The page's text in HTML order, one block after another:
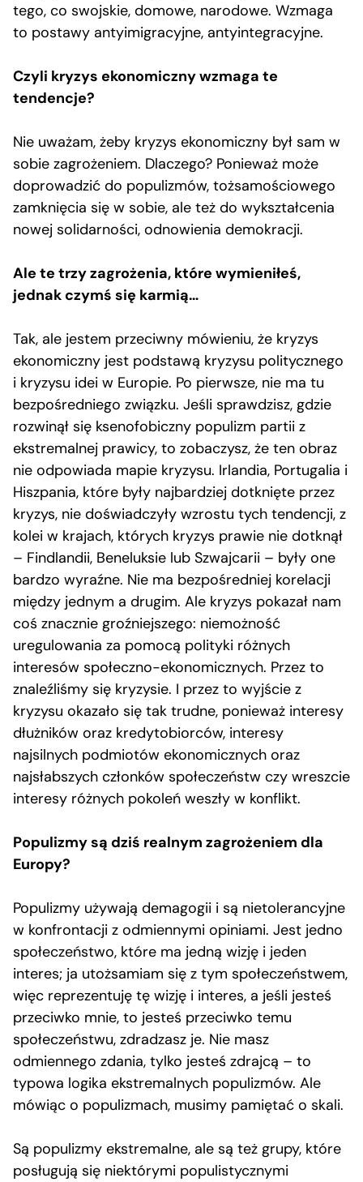
tego, co swojskie, domowe, narodowe. Wzmaga
to postawy antyimigracyjne, antyintegracyjne.
Czyli kryzys ekonomiczny wzmaga te
tendencje?
Nie uważam, żeby kryzys ekonomiczny był sam w
sobie zagrożeniem. Dlaczego? Ponieważ może
doprowadzić do populizmów, tożsamościowego
zamknięcia się w sobie, ale też do wykształcenia
nowej solidarności, odnowienia demokracji.
Ale te trzy zagrożenia, które wymieniłeś,
jednak czymś się karmią…
Tak, ale jestem przeciwny mówieniu, że kryzys
ekonomiczny jest podstawą kryzysu politycznego
i kryzysu idei w Europie. Po pierwsze, nie ma tu
bezpośredniego związku. Jeśli sprawdzisz, gdzie
rozwinął się ksenofobiczny populizm partii z
ekstremalnej prawicy, to zobaczysz, że ten obraz
nie odpowiada mapie kryzysu. Irlandia, Portugalia i
Hiszpania, które były najbardziej dotknięte przez
kryzys, nie doświadczyły wzrostu tych tendencji, z
kolei w krajach, których kryzys prawie nie dotknął
– Findlandii, Beneluksie lub Szwajcarii – były one
bardzo wyraźne. Nie ma bezpośredniej korelacji
między jednym a drugim. Ale kryzys pokazał nam
coś znacznie groźniejszego: niemożność
uregulowania za pomocą polityki różnych
interesów społeczno-ekonomicznych. Przez to
znaleźliśmy się kryzysie. I przez to wyjście z
kryzysu okazało się tak trudne, ponieważ interesy
dłużników oraz kredytobiorców, interesy
najsilnych podmiotów ekonomicznych oraz
najsłabszych członków społeczeństw czy wreszcie
interesy różnych pokoleń weszły w konflikt.
Populizmy są dziś realnym zagrożeniem dla
Europy?
Populizmy używają demagogii i są nietolerancyjne
w konfrontacji z odmiennymi opiniami. Jest jedno
społeczeństwo, które ma jedną wizję i jeden
interes; ja utożsamiam się z tym społeczeństwem,
więc reprezentuję tę wizję i interes, a jeśli jesteś
przeciwko mnie, to jesteś przeciwko temu
społeczeństwu, zdradzasz je. Nie masz
odmiennego zdania, tylko jesteś zdrajcą – to
typowa logika ekstremalnych populizmów. Ale
mówiąc o populizmach, musimy pamiętać o skali.
Są populizmy ekstremalne, ale są też grupy, które
posługują się niektórymi populistycznymi